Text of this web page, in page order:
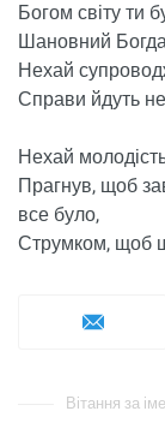
Богом світу ти
Шановний
Нехай
Справи йдуть
Нехай
Прагнув, щоб
все було,
Струмком, щоб
Вітання за